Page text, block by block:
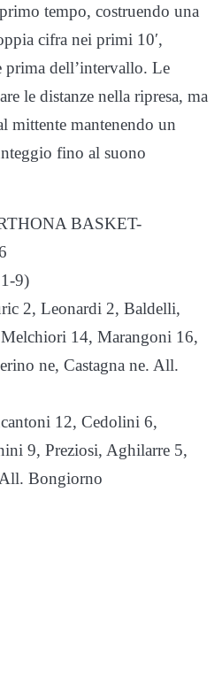
tempo, costruendo una
cifra nei primi 10′,
prima dell’intervallo. Le
le distanze nella ripresa, ma
mittente mantenendo un
fino al suono
BASKET-
9)
2, Leonardi 2, Baldelli,
14, Marangoni 16,
ne, Castagna ne. All.
12, Cedolini 6,
9, Preziosi, Aghilarre 5,
Bongiorno